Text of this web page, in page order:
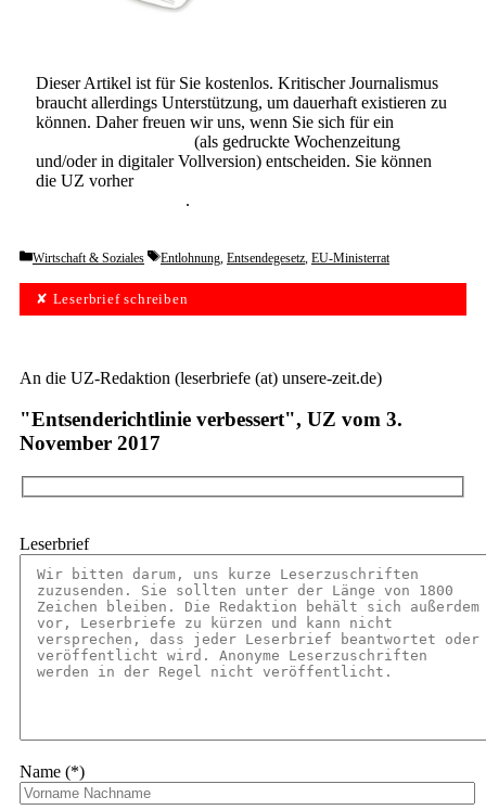
Dieser Artikel ist für Sie kostenlos. Kritischer Journalismus
braucht allerdings Unterstützung, um dauerhaft existieren zu
können. Daher freuen wir uns, wenn Sie sich für ein
(als gedruckte Wochenzeitung
und/oder in digitaler Vollversion) entscheiden. Sie können
die UZ vorher
.
Categories
Wirtschaft & Soziales Tags
Entlohnung, Entsendegesetz, EU-Ministerrat
✘ Leserbrief schreiben
An die UZ-Redaktion (leserbriefe (at) unsere-zeit.de)
"Entsenderichtlinie verbessert", UZ vom 3.
November 2017
Leserbrief
Name (*)